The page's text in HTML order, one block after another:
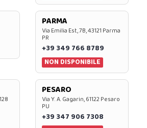
PARMA
Via Emilia Est, 7B, 43121 Parma
PR
+39 349 766 8789
NON DISPONIBILE
PESARO
Via Y. A. Gagarin, 61122 Pesaro
PU
+39 347 906 7308